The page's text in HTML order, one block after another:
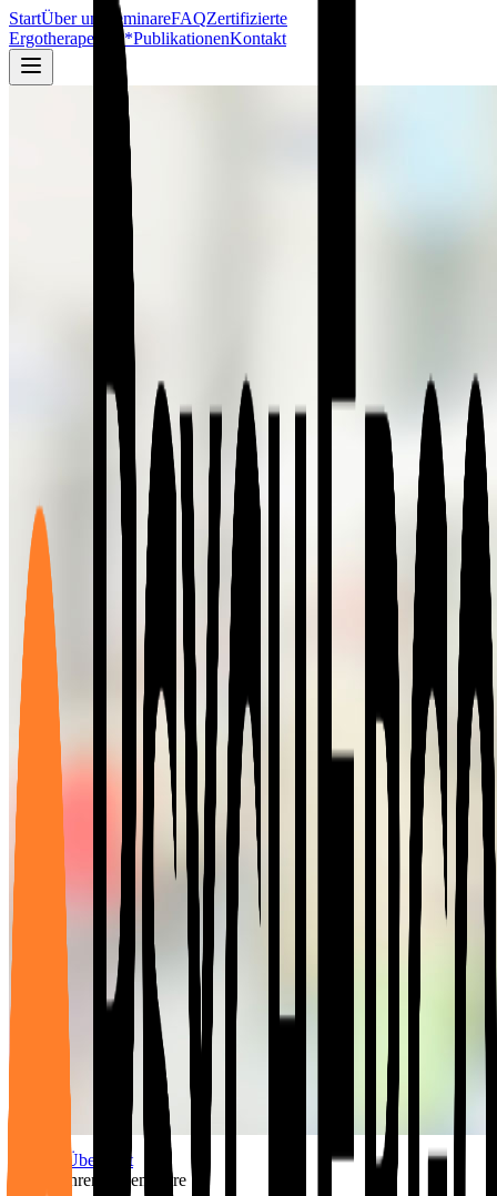
StartÜber uns SeminareFAQZertifizierte
Ergotherapeuten*PublikationenKontakt
Zur Übersicht
Weiterführende Seminare